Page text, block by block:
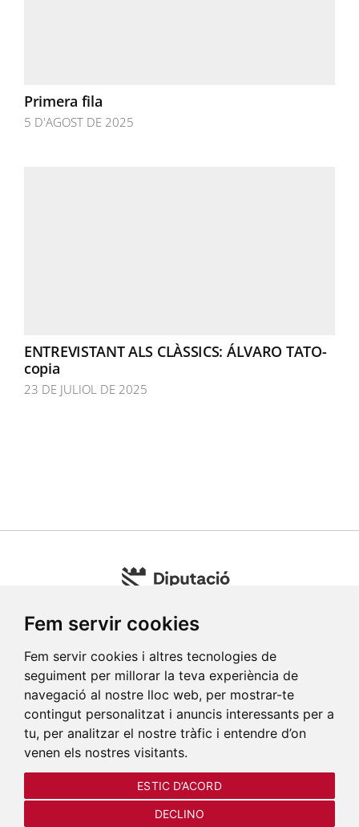
Fem servir cookies
Fem servir cookies i altres tecnologies de
seguiment per millorar la teva experiència de
navegació al nostre lloc web, per mostrar-te
contingut personalitzat i anuncis interessants per a
tu, per analitzar el nostre tràfic i entendre d’on
venen els nostres visitants.
ESTIC D’ACORD
DECLINO
Primera fila
5 D'AGOST DE 2025
ENTREVISTANT ALS CLÀSSICS: ÁLVARO TATO-
copia
23 DE JULIOL DE 2025
COMPRAR ENTRADAS